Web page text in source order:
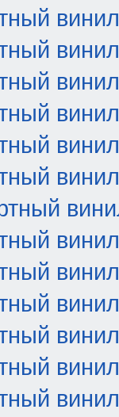
винил
винил
винил
винил
винил
винил
винил
винил
винил
винил
винил
винил